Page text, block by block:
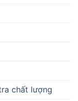
chất lượng